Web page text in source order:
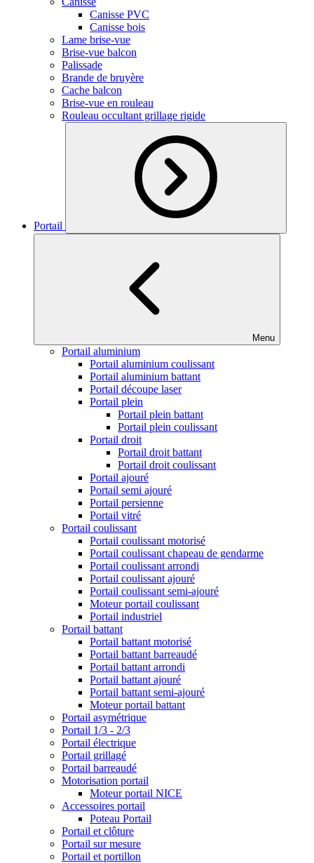
Canisse PVC
Canisse bois
Lame brise-vue
Brise-vue balcon
Palissade
Brande de bruyère
Cache balcon
Brise-vue en rouleau
Rouleau occultant grillage rigide
Portail
Menu
Portail aluminium
Portail aluminium coulissant
Portail aluminium battant
Portail découpe laser
Portail plein
Portail plein battant
Portail plein coulissant
Portail droit
Portail droit battant
Portail droit coulissant
Portail ajouré
Portail semi ajouré
Portail persienne
Portail vitré
Portail coulissant
Portail coulissant motorisé
Portail coulissant chapeau de gendarme
Portail coulissant arrondi
Portail coulissant ajouré
Portail coulissant semi-ajouré
Moteur portail coulissant
Portail industriel
Portail battant
Portail battant motorisé
Portail battant barreaudé
Portail battant arrondi
Portail battant ajouré
Portail battant semi-ajouré
Moteur portail battant
Portail asymétrique
Portail 1/3 - 2/3
Portail électrique
Portail grillagé
Portail barreaudé
Motorisation portail
Moteur portail NICE
Accessoires portail
Poteau Portail
Portail et clôture
Portail sur mesure
Portail et portillon